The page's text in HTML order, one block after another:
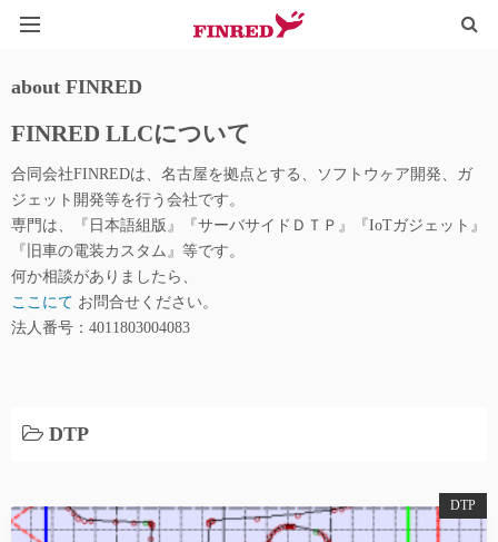
HOME
TYPOGRAPHY
IoT@WEB
LINE_QR
about FINRED
FINRED LLCについて
合同会社FINREDは、名古屋を拠点とする、ソフトウヶア開発、ガ
ジェット開発等を行う会社です。
専門は、『日本語組版』『サーバサイドＤＴＰ』『IoTガジェット』
『旧車の電装カスタム』等です。
何か相談がありましたら、
ここにて お問合せください。
法人番号：4011803004083
DTP
DTP